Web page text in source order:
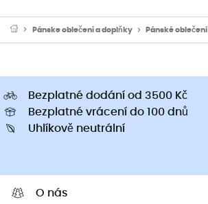
Pánske oblečeni a doplňky Pánské oblečení
Bezplatné dodání od 3500 Kč
Bezplatné vrácení do 100 dnů
Uhlíkově neutrální
O nás